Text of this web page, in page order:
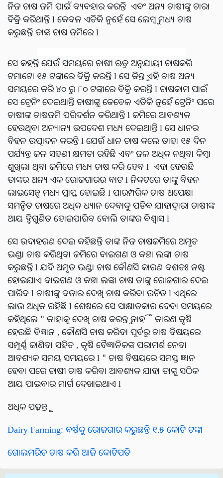
ନିଜ ଚାଷ ଜମି ପାଇଁ ବ୍ୟବହାର କରନ୍ତି ଏବଂ ଅନ୍ୟ ଚାଷୀଙ୍କୁ ଚାରା
ବିକ୍ରି କରିଥାନ୍ତି l କେବଳ ଏତିକି ନୁହେଁ ସେ ଲେମ୍ବୁ ମଧ୍ୟ ଚାଷ
କରୁଛନ୍ତି ତାଙ୍କ ଚାଷ ଜମିରେ l
ସେ କହନ୍ତି ଯେଉଁ ସମୟରେ ଚାଷୀ ଋତୁ ଅନୁଯାୟୀ ଚାଷକରି
ଟମାଟୋ ୧୫ ଟଙ୍କାରେ ବିକ୍ରି କରନ୍ତି l ସେ କିନ୍ତୁ ଏହି ଚାଷ ଅନ୍ୟ
ସମୟରେ କରି ୪୦ ରୁ ୮୦ ଟଙ୍କାରେ ବିକ୍ରି କରନ୍ତି l ଚାଷକାମ ପାଇଁ
ସେ ଟ୍ରେନିଂ ଦେଇଥାନ୍ତି ଚାଷୀଙ୍କୁ କେବେଳ ଏତିକି ନୁହେଁ ଟ୍ରେନିଂ ପରେ
ଚାଷୀଙ୍କ ଚାଷଜମି ପରିଦର୍ଶନ କରିଥାନ୍ତି l ଜମିରେ ଆବଶ୍ୟକ
ହେଉଥିବା ଅନ୍ୟାନ୍ୟ ଉପଦେଶ ମଧ୍ୟ ଦେଇଥାନ୍ତି l ସେ ଧାନର
ବିହନ ଉତ୍ପାଦନ କରନ୍ତି l ଯେଉଁ ଧାନ ଚାଷ କଲେ ତାହା ୧୫ ଦିନ
ପର୍ଯ୍ୟନ୍ତ ଜଳ ସହଣୀ କ୍ଷମତା ରହିଛି ଏବଂ ଜଳ ଅଧିକ ନଥିବା କିମ୍ବା
ଶୁଖିଲା ଥିବା ଜମିରେ ମଧ୍ୟ ଚାଷ କରି ହେବ l ଏହା ହେଉଛି
ତାଙ୍କର ଅନ୍ୟ ଏକ ରୋଜଗାରର ବାଟ l ନିକଟରେ ତାଙ୍କୁ ବିହନ
ଲାଇସେନ୍ସ ମଧ୍ୟ ପ୍ରାପ୍ତ ହୋଇଛି l ପାରମ୍ପରିକ ଚାଷ ଅପେକ୍ଷା
ସମନ୍ବିତ ଚାଷରେ ଅଧିକ ଧ୍ୟାନ ଦେବାକୁ ପଡିବ ଯାହାଦ୍ୱାରା ଚାଷୀଙ୍କ
ଆୟ ଦ୍ବିଗୁଣିତ ହୋଇପାରିବ ବୋଲି ତାଙ୍କର ବିଶ୍ୱାସ l
ସେ ଉଦାହରଣ ଦେଇ କହିଛନ୍ତି ତାଙ୍କ ନିଜ ଚାଷଜମିରେ ଅମୃତ
ଭଣ୍ଡା ଚାଷ କରିଥିବା ଜମିରେ ବାଇଗଣ ଓ କଞ୍ଚା ଲଙ୍କା ଚାଷ
କରୁଛନ୍ତି l ଯଦି ଅମୃତ ଭଣ୍ଡା ଚାଷ କୌଣସି କାରଣ ବଶତଃ ନଷ୍ଟ
ହୋଇଯାଏ ବାଇଗଣ ଓ କଞ୍ଚା ଲଙ୍କା ଚାଷ ତାଙ୍କୁ ରୋଜଗାର ଦେଇ
ପାରିବ l ଚାଷୀଙ୍କୁ ବଜାର ଦେଖି ଚାଷ କରିବା ଉଚିତ l ଏଥିରେ
ଲାଭ ଅଧିକ ରହିଛି l ଶେଷରେ ସେ ସାକ୍ଷାତକାର ଦେବା ସମୟରେ
କହିଥିଲେ " କାହାକୁ ଦେଖି ଚାଷ କରନ୍ତୁ ନାହିଁ କାରଣ କୃଷି
ହେଉଛି ବିଜ୍ଞାନ , କୌଣସି ଚାଷ କରିବା ପୂର୍ବରୁ ଚାଷ ବିଷୟରେ
ସମ୍ପୂର୍ଣ୍ଣ ଜାଣିବା ସହିତ , କୃଷି ବୈଜ୍ଞାନିକଙ୍କ ପରାମର୍ଶ ନେବା
ଆବଶ୍ୟକ ସମୟ ସମୟରେ l " ଚାଷ ବିଷୟରେ ସମସ୍ତ ଜ୍ଞାନ
ହେବା ପରେ ଚାଷୀ ଚାଷ କରିବା ଆବଶ୍ୟକ ଯାହା ତାଙ୍କୁ ସଠିକ
ଆୟ ପାଇବାର ମାର୍ଗ ଦେଖାଇଥାଏ l
ଅଧିକ ପଢ଼ନ୍ତୁ
Dairy Farming: ବର୍ଷକୁ ରୋଜଗାର କରୁଛନ୍ତି ୧.୫ କୋଟି ଟଙ୍କା
ଗୋଲମରିଚ ଚାଷ କରି ଆଜି କୋଟିପତି